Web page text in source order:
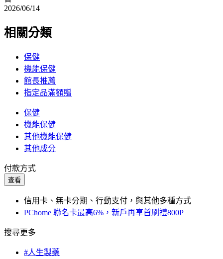
2026/06/14
相關分類
保健
機能保健
館長推薦
指定品滿額贈
保健
機能保健
其他機能保健
其他成分
付款方式
查看
信用卡、無卡分期、行動支付，與其他多種方式
PChome 聯名卡最高6%，新戶再享首刷禮800P
搜尋更多
#人生製藥